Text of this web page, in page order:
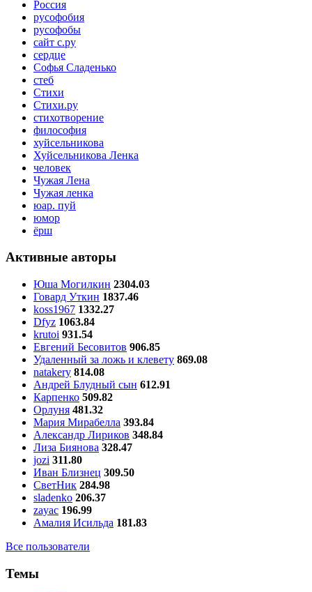
Россия
русофобия
русофобы
сайт с.ру
сердце
Софья Сладенько
стеб
Стихи
Стихи.ру
стихотворение
философия
хуйсельникова
Хуйсельникова Ленка
человек
Чужая Лена
Чужая ленка
юар. пуй
юмор
ёрш
Активные авторы
Юша Могилкин 2304.03
Говард Уткин 1837.46
koss1967 1332.27
Dfyz 1063.84
krutoi 931.54
Евгений Бесовитов 906.85
Удаленный за ложь и клевету 869.08
natakery 814.08
Андрей Блудный сын 612.91
Карпенко 509.82
Орлуня 481.32
Мария Мирабелла 393.84
Александр Лириков 348.84
Лиза Биянова 328.47
jozi 311.80
Иван Близнец 309.50
СветНик 284.98
sladenko 206.37
zayac 196.99
Амалия Исильда 181.83
Все пользователи
Темы